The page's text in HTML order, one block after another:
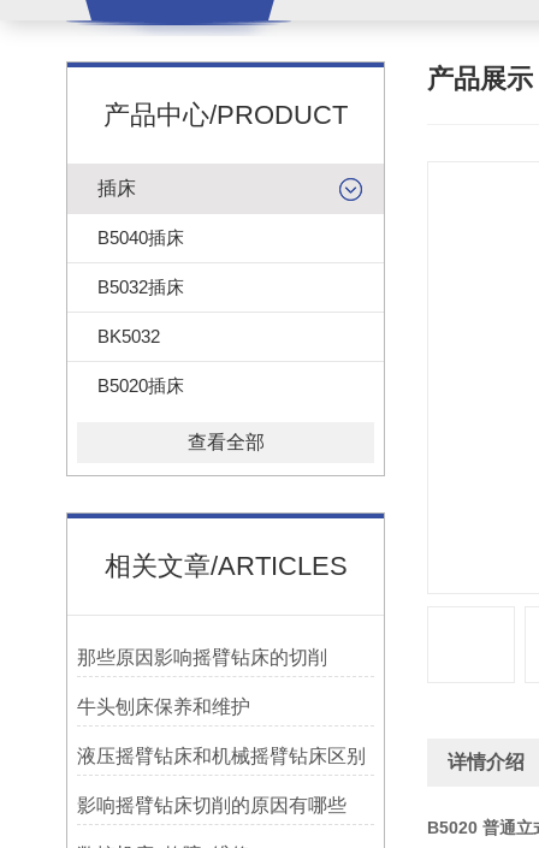
产品中心/PRODUCT
插床
B5040插床
B5032插床
BK5032
B5020插床
查看全部
相关文章/ARTICLES
那些原因影响摇臂钻床的切削
牛头刨床保养和维护
液压摇臂钻床和机械摇臂钻床区别
影响摇臂钻床切削的原因有哪些
产品展示
详情介绍
B5020 普通立